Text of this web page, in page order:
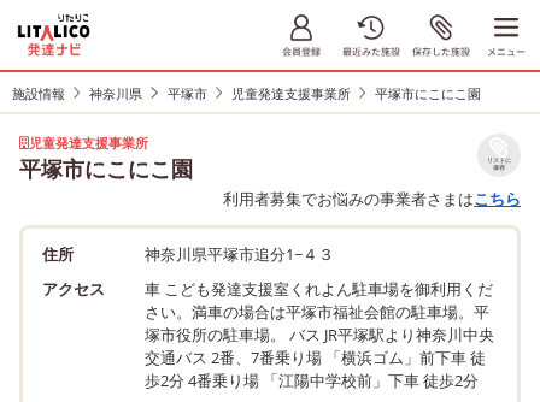
施設情報 神奈川県 平塚市 児童発達支援事業所 平塚市にこにこ園
児童発達支援事業所
平塚市にこにこ園 リストに
保存
利用者募集でお悩みの事業者さまはこちら
住所
神奈川県平塚市追分1−４３
アクセス
車 こども発達支援室くれよん駐車場を御利用くだ
さい。満車の場合は平塚市福祉会館の駐車場。平
塚市役所の駐車場。 バス JR平塚駅より神奈川中央
交通バス 2番、7番乗り場 「横浜ゴム」前下車 徒
歩2分 4番乗り場 「江陽中学校前」下車 徒歩2分